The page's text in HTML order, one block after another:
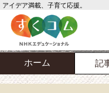
アイデア満載、子育て応援。
ホーム 記